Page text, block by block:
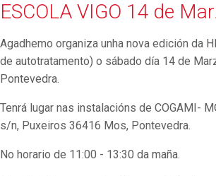
ESCOLA VIGO 14 de
Agadhemo organiza unha nova edición da
de autotratamento) o sábado día 14 de
Pontevedra.
Tenrá lugar nas instalacións de COGAMI-
s/n, Puxeiros 36416 Mos, Pontevedra.
No horario de 11:00 - 13:30 da maña.